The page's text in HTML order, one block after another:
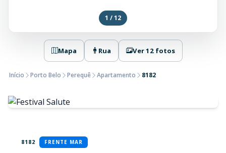
1 / 12
Mapa Rua Ver 12 fotos
Início Porto Belo Perequê Apartamento 8182
8182 FRENTE MAR